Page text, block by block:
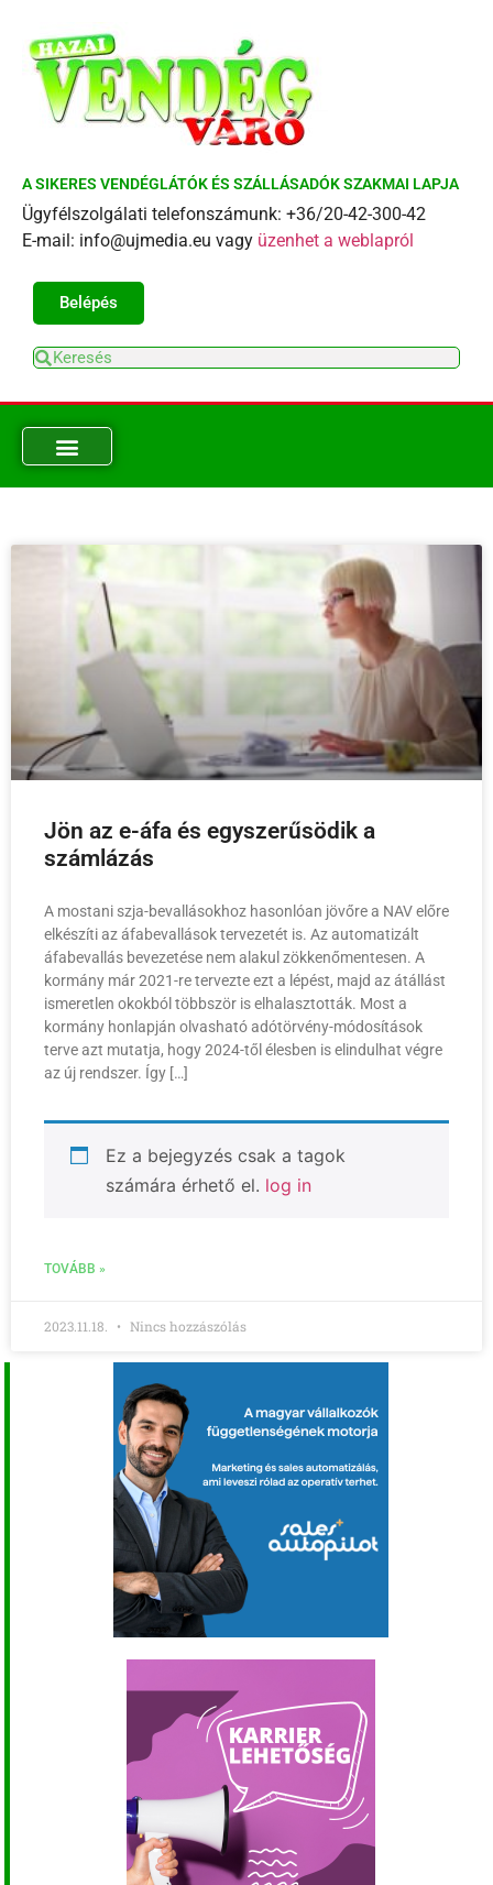
A SIKERES VENDÉGLÁTÓK ÉS SZÁLLÁSADÓK SZAKMAI LAPJA
Ügyfélszolgálati telefonszámunk: +36/20-42-300-42
E-mail: info@ujmedia.eu vagy üzenhet a weblapról
Belépés
Jön az e-áfa és egyszerűsödik a
számlázás
A mostani szja-bevallásokhoz hasonlóan jövőre a NAV előre
elkészíti az áfabevallások tervezetét is. Az automatizált
áfabevallás bevezetése nem alakul zökkenőmentesen. A
kormány már 2021-re tervezte ezt a lépést, majd az átállást
ismeretlen okokból többször is elhalasztották. Most a
kormány honlapján olvasható adótörvény-módosítások
terve azt mutatja, hogy 2024-től élesben is elindulhat végre
az új rendszer. Így […]
Ez a bejegyzés csak a tagok
számára érhető el. log in
TOVÁBB »
2023.11.18. Nincs hozzászólás